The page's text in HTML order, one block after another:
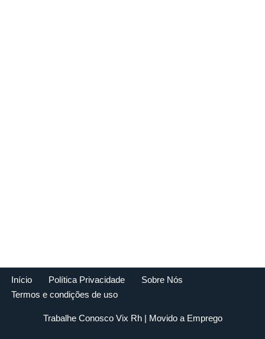
Início Política Privacidade
Sobre Nós
Termos e condições de uso
Trabalhe Conosco Vix Rh| Movido a Emprego